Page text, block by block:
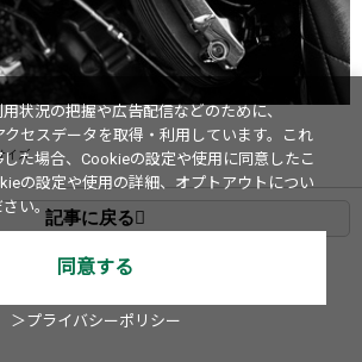
イズ
記事に戻る
お問い合わせ
Laboratories, Inc.
状況の把握や広告配信などのために、
セスデータを取得・利用しています。これ
た場合、Cookieの設定や使用に同意したこ
の設定や使用の詳細、オプトアウトについ
さい。
同意する
＞プライバシーポリシー